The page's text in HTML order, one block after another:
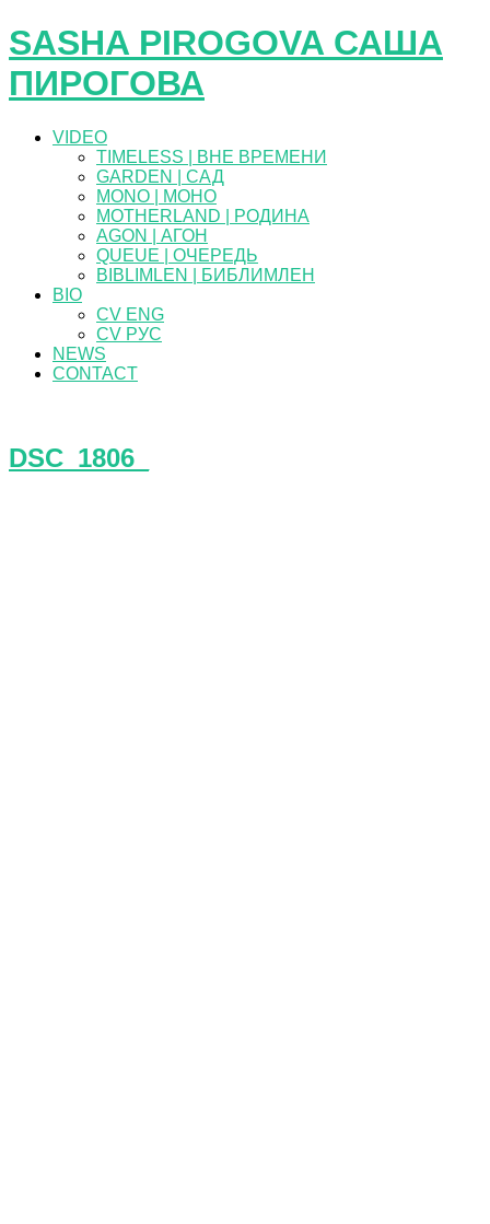
SASHA PIROGOVA САША
ПИРОГОВА
VIDEO
TIMELESS | ВНЕ ВРЕМЕНИ
GARDEN | САД
MONO | МОНО
MOTHERLAND | РОДИНА
AGON | АГОН
QUEUE | ОЧЕРЕДЬ
BIBLIMLEN | БИБЛИМЛЕН
BIO
CV ENG
CV РУС
NEWS
CONTACT
DSC_1806_